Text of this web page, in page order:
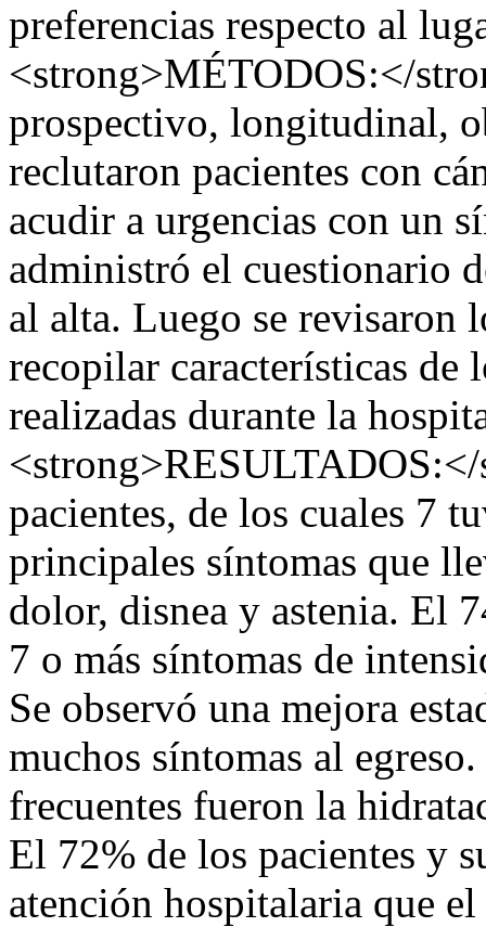
preferencias respecto al
<strong>MÉTODOS:</
prospectivo, longitudinal,
reclutaron pacientes con
acudir a urgencias con un
administró el cuestionario
al alta. Luego se revisaron
recopilar características de
realizadas durante la
pacientes, de los cuales 7
principales síntomas que
dolor, disnea y astenia. El
7 o más síntomas de
Se observó una mejora
muchos síntomas al
frecuentes fueron la
El 72% de los pacientes y
atención hospitalaria que